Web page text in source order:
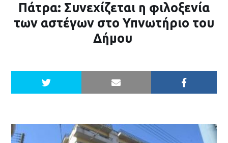
Πάτρα: Συνεχίζεται η φιλοξενία
των αστέγων στο Υπνωτήριο του
Δήμου